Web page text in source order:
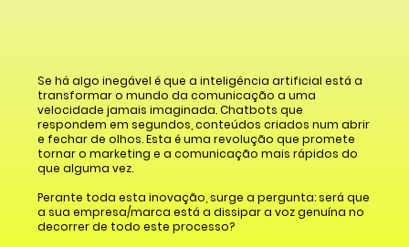
Se há algo inegável é que a inteligência artificial está a
transformar o mundo da comunicação a uma
velocidade jamais imaginada. Chatbots que
respondem em segundos, conteúdos criados num abrir
e fechar de olhos. Esta é uma revolução que promete
tornar o marketing e a comunicação mais rápidos do
que alguma vez.
Perante toda esta inovação, surge a pergunta: será que
a sua empresa/marca está a dissipar a voz genuína no
decorrer de todo este processo?